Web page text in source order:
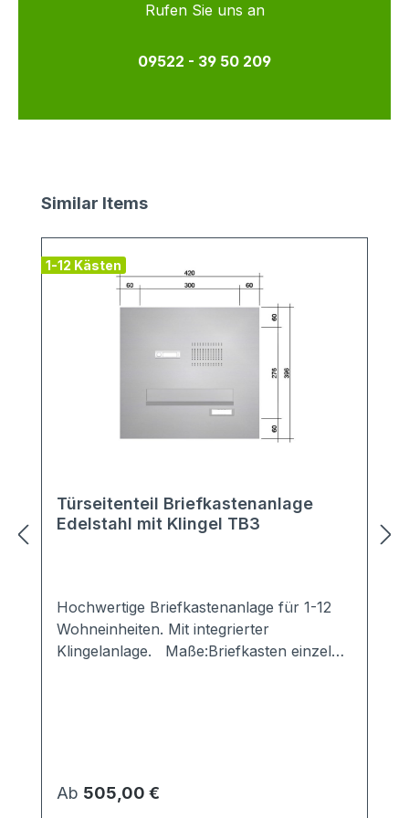
Rufen Sie uns an
09522 - 39 50 209
Produktgalerie überspringen
Similar Items
1-12 Kästen
Türseitenteil Briefkastenanlage
Edelstahl mit Klingel TB3
Hochwertige Briefkastenanlage für 1-12
Wohneinheiten. Mit integrierter
Klingelanlage. Maße:Briefkasten einzeln:
Überstand: 60mm Material:Kasten,
Kastentür: Stahl verzinkt, pulverlackiert
Regulärer Preis:
Ab 505,00 €